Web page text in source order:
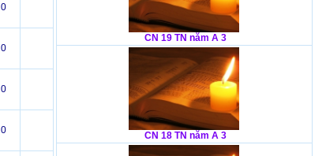
0
0
0
0
CN 19 TN năm A 3
CN 18 TN năm A 3